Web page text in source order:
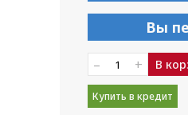
Вы
– + В
Купить в кредит